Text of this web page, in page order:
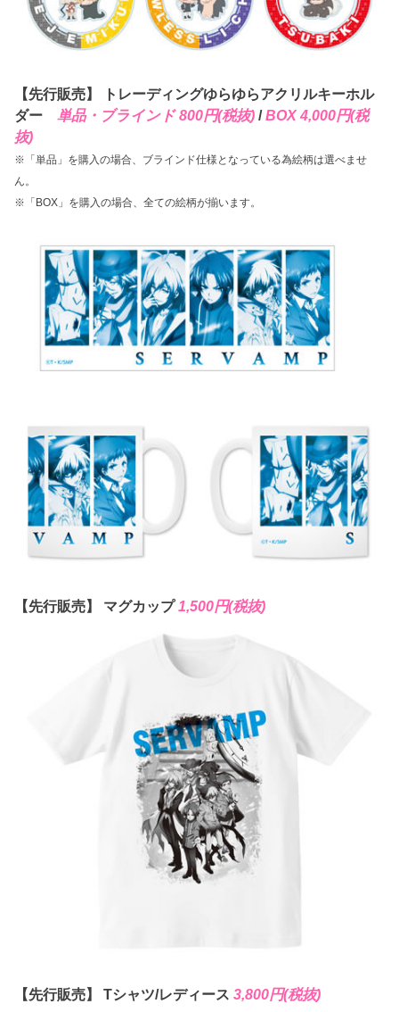
【先行販売】 トレーディングゆらゆらアクリルキーホル
ダー単品・ブラインド 800円(税抜) /BOX 4,000円(税
抜)
※「単品」を購入の場合、ブラインド仕様となっている為絵柄は選べませ
ん。
※「BOX」を購入の場合、全ての絵柄が揃います。
【先行販売】 マグカップ1,500円(税抜)
【先行販売】 Tシャツ/レディース3,800円(税抜)